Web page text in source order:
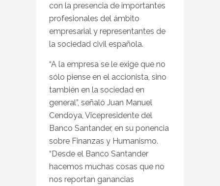
con la presencia de importantes
profesionales del ámbito
empresarial y representantes de
la sociedad civil española.
“A la empresa se le exige que no
sólo piense en el accionista, sino
también en la sociedad en
general”, señaló Juan Manuel
Cendoya, Vicepresidente del
Banco Santander, en su ponencia
sobre Finanzas y Humanismo.
“Desde el Banco Santander
hacemos muchas cosas que no
nos reportan ganancias